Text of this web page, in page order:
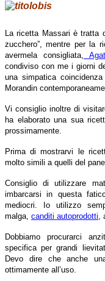
La ricetta Massari è tratta
zucchero”, mentre per la
avermela consigliata,
condiviso con me i giorni
una simpatica
Morandin
Vi consiglio inoltre di
ha elaborato una sua
prossimamente.
Prima di mostrarvi le
molto simili a quelli del
Consiglio di utilizzare
imbarcarsi in questa
mediocri. Io utilizzo
malga, canditi autoprodotti
Dobbiamo procurarci
specifica per grandi
Devo dire che anche
ottimamente all’uso.